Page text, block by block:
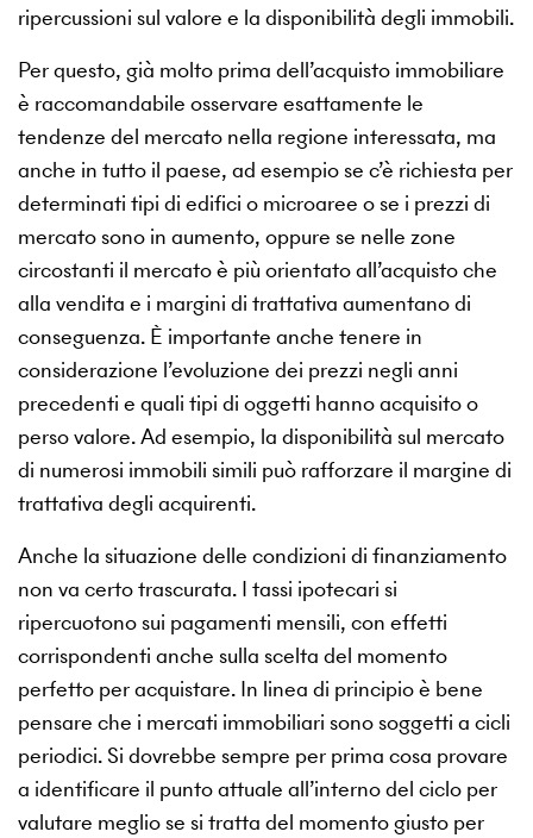
ripercussioni sul valore e la disponibilità degli immobili.
Per questo, già molto prima dell’acquisto immobiliare
è raccomandabile osservare esattamente le
tendenze del mercato nella regione interessata, ma
anche in tutto il paese, ad esempio se c’è richiesta per
determinati tipi di edifici o microaree o se i prezzi di
mercato sono in aumento, oppure se nelle zone
circostanti il mercato è più orientato all’acquisto che
alla vendita e i margini di trattativa aumentano di
conseguenza. È importante anche tenere in
considerazione l’evoluzione dei prezzi negli anni
precedenti e quali tipi di oggetti hanno acquisito o
perso valore. Ad esempio, la disponibilità sul mercato
di numerosi immobili simili può rafforzare il margine di
trattativa degli acquirenti.
Anche la situazione delle condizioni di finanziamento
non va certo trascurata. I tassi ipotecari si
ripercuotono sui pagamenti mensili, con effetti
corrispondenti anche sulla scelta del momento
perfetto per acquistare. In linea di principio è bene
pensare che i mercati immobiliari sono soggetti a cicli
periodici. Si dovrebbe sempre per prima cosa provare
a identificare il punto attuale all’interno del ciclo per
valutare meglio se si tratta del momento giusto per